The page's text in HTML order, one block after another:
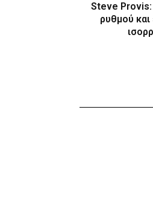
Steve Provis:
ρυθμού